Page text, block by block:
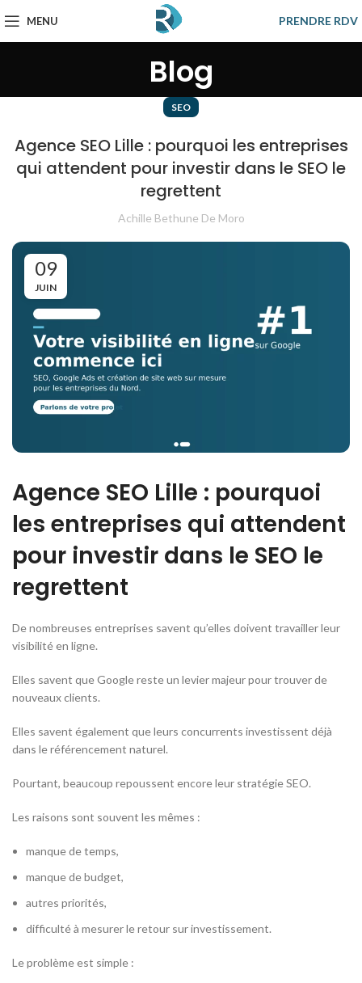
MENU PRENDRE RDV
Blog
SEO
Agence SEO Lille : pourquoi les entreprises
qui attendent pour investir dans le SEO le
regrettent
Achille Bethune De Moro
09
JUIN
Agence SEO Lille : pourquoi
les entreprises qui attendent
pour investir dans le SEO le
regrettent
De nombreuses entreprises savent qu’elles doivent travailler leur
visibilité en ligne.
Elles savent que Google reste un levier majeur pour trouver de
nouveaux clients.
Elles savent également que leurs concurrents investissent déjà
dans le référencement naturel.
Pourtant, beaucoup repoussent encore leur stratégie SEO.
Les raisons sont souvent les mêmes :
manque de temps,
manque de budget,
autres priorités,
difficulté à mesurer le retour sur investissement.
Le problème est simple :